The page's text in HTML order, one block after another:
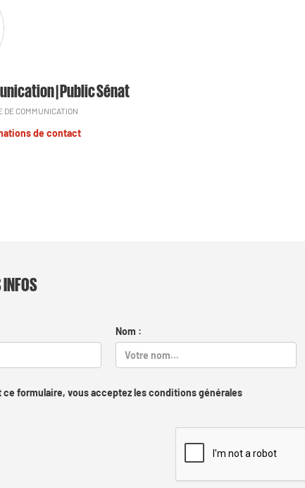
| Public Sénat
DE COMMUNICATION
de contact
INFOS
Nom :
ce formulaire, vous acceptez les conditions générales